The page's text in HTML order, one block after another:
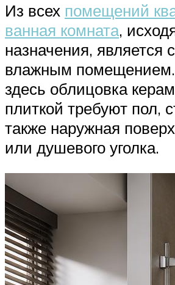
Из всех помещений
ванная комната,
назначения, является
влажным
здесь облицовка
плиткой требуют пол,
также наружная
или душевого уголка.